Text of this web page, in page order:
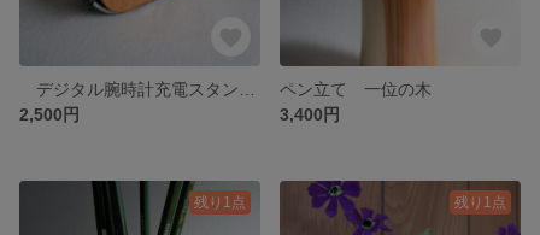
2,500円
ペン立て 一位の木
3,400円
残り1点 残り1点